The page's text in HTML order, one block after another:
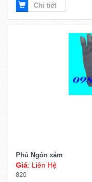
Chi tiết
Phủ Ngón xám
Giá: Liên Hệ
820